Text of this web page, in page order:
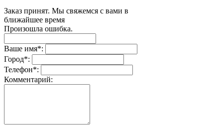
Заказ принят. Мы свяжемся с вами в
ближайшее время
Произошла ошибка.
Ваше имя*:
Город*:
Телефон*:
Комментарий: